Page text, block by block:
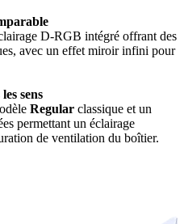
D-RGB intégré offrant des
avec un effet miroir infini pour
sens
Regular classique et un
permettant un éclairage
de ventilation du boîtier.